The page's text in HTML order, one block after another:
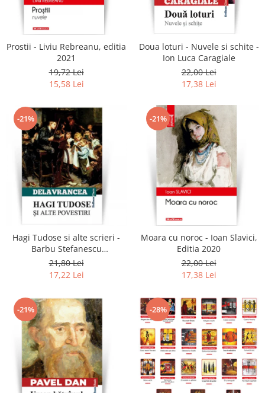
Literatura
Clasica
Contemporana
Non-fictiune
Calatorii
Memorii
Publicistica / Reportaje / Interviuri
Stiinte umaniste
Istorie
Sociologie si filozofie
Prostii - Liviu Rebreanu, editia
2021
19,72 Lei
15,58 Lei
Doua loturi - Nuvele si schite -
Ion Luca Caragiale
22,00 Lei
17,38 Lei
-21%
Hagi Tudose si alte scrieri -
Barbu Stefanescu
Delavrancea
21,80 Lei
17,22 Lei
-21%
Moara cu noroc - Ioan Slavici,
Editia 2020
22,00 Lei
17,38 Lei
-21% -28%